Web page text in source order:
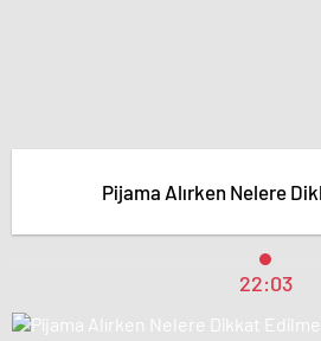
Pijama Alırken Nelere
22:03